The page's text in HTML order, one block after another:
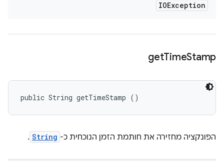
IOException
getTimeStamp
public String getTimeStamp ()
הפונקציה מחזירה את חותמת הזמן הנוכחית כ- String
.